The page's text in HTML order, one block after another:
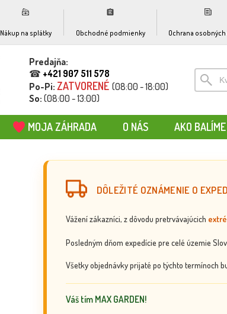
Nákup na splátky Obchodné podmienky Ochrana
Predajňa:
☎ +421 907 511 578
Po-Pi: ZATVORENÉ (08:00 - 18:00)
So: (08:00 - 13:00)
MOJA ZÁHRADA O NÁS AKO
DÔLEŽITÉ OZNÁMENIE O
Vážení zákazníci, z dôvodu pretrvávajúcich
Posledným dňom expedície pre celé územie
Všetky objednávky prijaté po týchto termínoch
Váš tím MAX GARDEN!